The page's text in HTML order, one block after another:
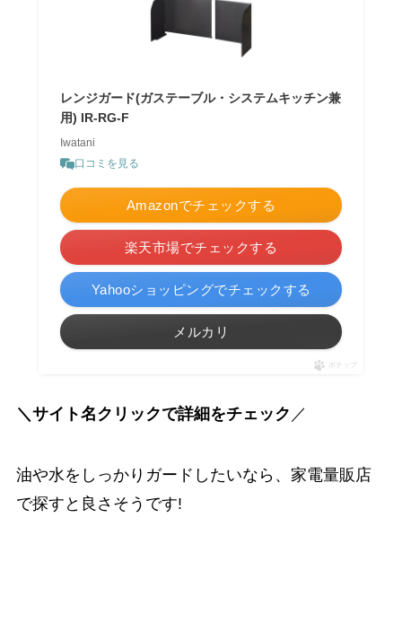
レンジガード(ガステーブル・システムキッチン兼
用) IR-RG-F
Iwatani
口コミを見る
Amazonでチェックする
楽天市場でチェックする
Yahooショッピングでチェックする
メルカリ
ポチップ
＼サイト名クリックで詳細をチェック ／
油や水をしっかりガードしたいなら、家電量販店
で探すと良さそうです!